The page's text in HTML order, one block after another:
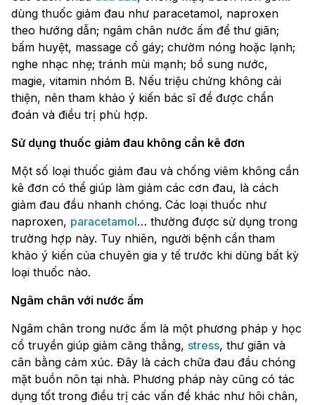
dùng thuốc giảm đau như paracetamol, naproxen
theo hướng dẫn; ngâm chân nước ấm để thư giãn;
bấm huyệt, massage cổ gáy; chườm nóng hoặc lạnh;
nghe nhạc nhẹ; tránh mùi mạnh; bổ sung nước,
magie, vitamin nhóm B. Nếu triệu chứng không cải
thiện, nên tham khảo ý kiến bác sĩ để được chẩn
đoán và điều trị phù hợp.
Sử dụng thuốc giảm đau không cần kê đơn
Một số loại thuốc giảm đau và chống viêm không cần
kê đơn có thể giúp làm giảm các cơn đau, là cách
giảm đau đầu nhanh chóng. Các loại thuốc như
naproxen, paracetamol… thường được sử dụng trong
trường hợp này. Tuy nhiên, người bệnh cần tham
khảo ý kiến của chuyên gia y tế trước khi dùng bất kỳ
loại thuốc nào.
Ngâm chân với nước ấm
Ngâm chân trong nước ấm là một phương pháp y học
cổ truyền giúp giảm căng thẳng, stress, thư giãn và
cân bằng cảm xúc. Đây là cách chữa đau đầu chóng
mặt buồn nôn tại nhà. Phương pháp này cũng có tác
dụng tốt trong điều trị các vấn đề khác như hôi chân,